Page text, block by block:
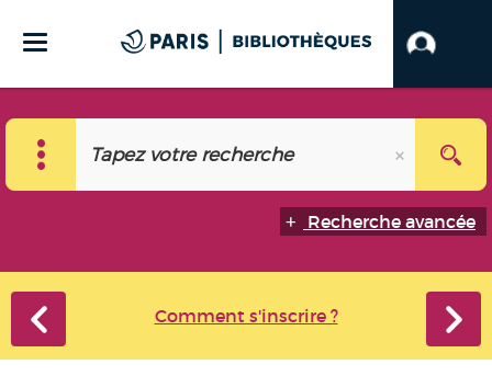
Recherche avancée
Comment s'inscrire ?